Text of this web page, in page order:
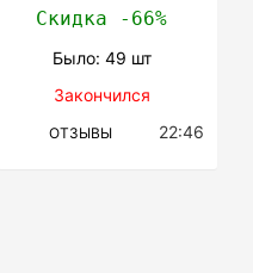
Скидка -66%
Было: 49 шт
Закончился
ОТЗЫВЫ 22:46